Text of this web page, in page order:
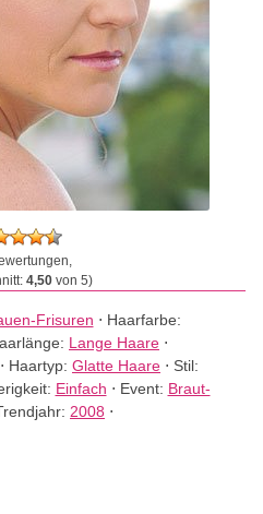
4,50von 5)
Frisuren ⋅ Haarfarbe:
Lange Haare ⋅
⋅ Haartyp: Glatte Haare ⋅ Stil:
Einfach ⋅ Event: Braut-
2008 ⋅